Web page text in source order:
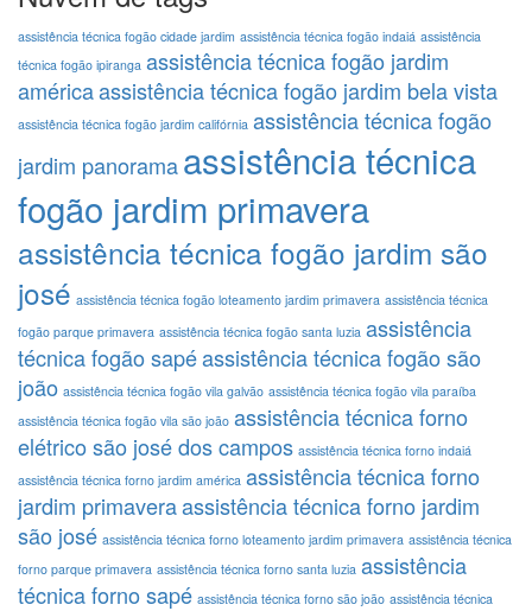
assistência técnica fogão cidade jardim assistência técnica fogão indaiá assistência
técnica fogão ipiranga assistência técnica fogão jardim
américaassistência técnica fogão jardim bela vista
assistência técnica fogão jardim califórnia assistência técnica fogão
jardim panoramaassistência técnica
fogão jardim primavera
assistência técnica fogão jardim são
josé assistência técnica fogão loteamento jardim primavera assistência técnica
fogão parque primavera assistência técnica fogão santa luzia assistência
técnica fogão sapéassistência técnica fogão são
joão assistência técnica fogão vila galvão assistência técnica fogão vila paraíba
assistência técnica fogão vila são joão assistência técnica forno
elétrico são josé dos campos assistência técnica forno indaiá
assistência técnica forno jardim américa assistência técnica forno
jardim primaveraassistência técnica forno jardim
são josé assistência técnica forno loteamento jardim primavera assistência técnica
forno parque primavera assistência técnica forno santa luzia assistência
técnica forno sapé assistência técnica forno são joão assistência técnica